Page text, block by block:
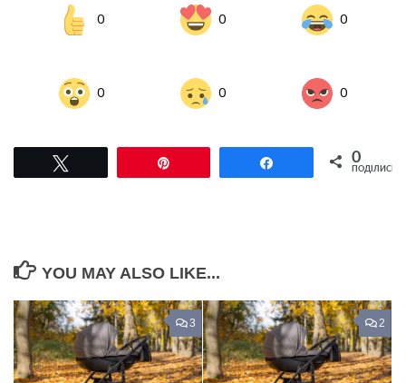
0 0 0
0 0 0
Поділитися0
ПОДІЛИСЬ
YOU MAY ALSO LIKE...
3 2